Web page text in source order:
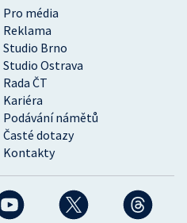
Pro média
Reklama
Studio Brno
Studio Ostrava
Rada ČT
Kariéra
Podávání námětů
Časté dotazy
Kontakty